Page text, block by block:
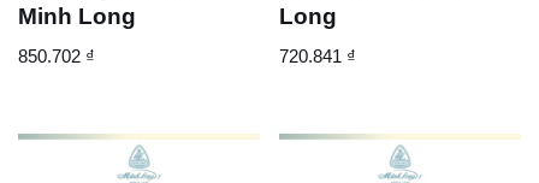
Minh Long
850.702 ₫
Long
720.841 ₫